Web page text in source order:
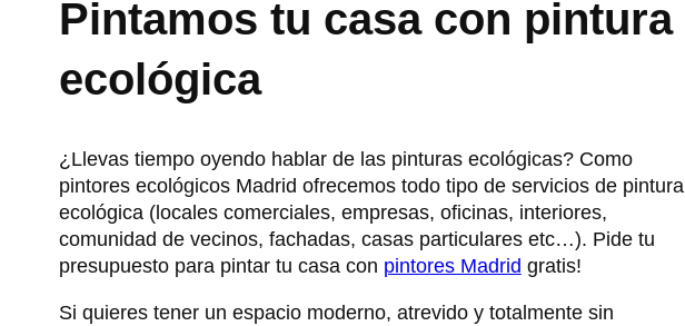
Pintamos tu casa con pintura
ecológica
¿Llevas tiempo oyendo hablar de las pinturas ecológicas? Como
pintores ecológicos Madrid ofrecemos todo tipo de servicios de pintura
ecológica (locales comerciales, empresas, oficinas, interiores,
comunidad de vecinos, fachadas, casas particulares etc…)​. Pide tu
presupuesto para pintar tu casa con pintores Madrid gratis!
Si quieres tener un espacio moderno, atrevido y totalmente sin